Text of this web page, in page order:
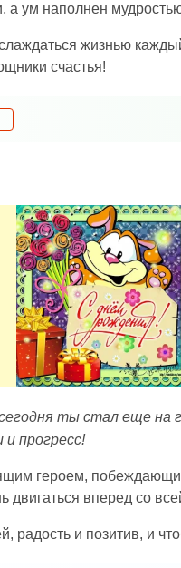
а ум наполнен
жизнью
счастья!
ты стал еще
прогресс!
героем,
двигаться вперед со
радость и позитив, и